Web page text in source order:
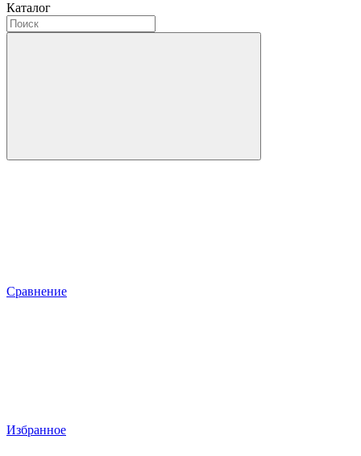
Каталог
Сравнение
Избранное